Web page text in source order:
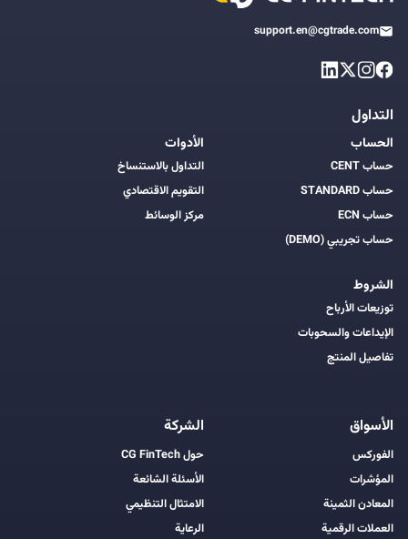
support.en@cgtrade.com
التداول
الحساب
حساب CENT
حساب STANDARD
حساب ECN
حساب تجريبي (DEMO)
الشروط
توزيعات الأرباح
الإيداعات والسحوبات
تفاصيل المنتج
الأدوات
التداول بالاستنساخ
التقويم الاقتصادي
مركز الوسائط
الأسواق
الفوركس
المؤشرات
المعادن الثمينة
العملات الرقمية
الشركة
حول CG FinTech
الأسئلة الشائعة
الامتثال التنظيمي
الرعاية